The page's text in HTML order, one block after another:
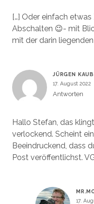
[…] Oder einfach
Abschalten 😉- mit
mit der darin
JÜRGEN
17. August 2022
Antworten
Hallo Stefan, das
verlockend. Scheint
Beeindruckend, dass
Post veröffentlichst.
17.